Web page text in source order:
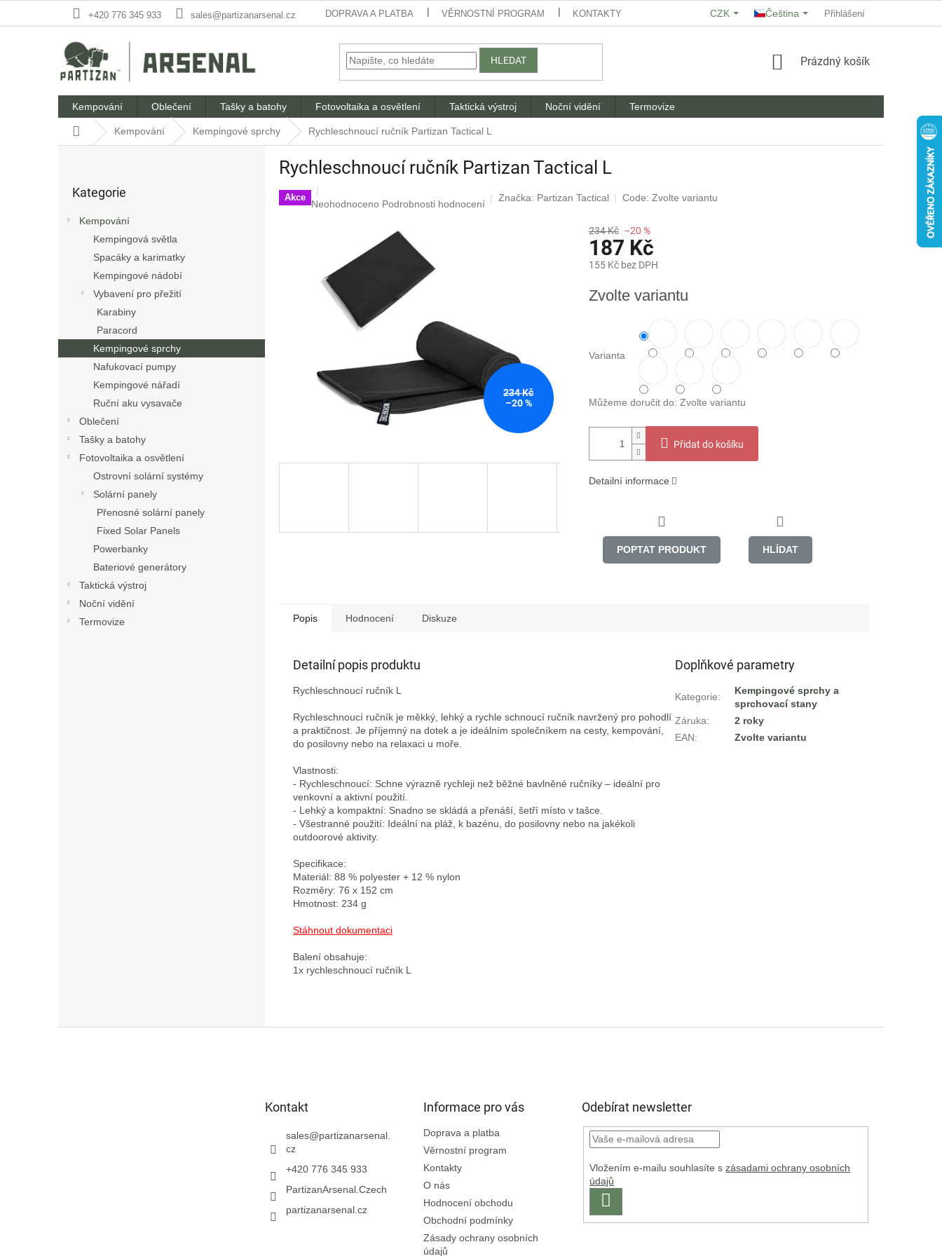
+420 776 345 933 sales@partizanarsenal.cz DOPRAVA A PLATBA VĚRNOSTNÍ PROGRAM KONTAKTY HODNOCENÍ OBCHODU OBCHODNÍ PODMÍNKY
CZK Čeština Přihlášení
HLEDAT
NÁKUPNÍ
Prázdný košík
Kempování Oblečení Tašky a batohy Fotovoltaika a osvětlení Taktická výstroj Noční vidění Termovize
Domů Kempování Kempingové sprchy Rychleschnoucí ručník Partizan Tactical L
e
l
kategorie
Kategorie
Kempování
Kempingová světla
Spacáky a karimatky
Kempingové nádobí
Vybavení pro přežití
Karabiny
Paracord
Kempingové sprchy
Nafukovací pumpy
Kempingové nářadí
Ruční aku vysavače
Oblečení
Tašky a batohy
Fotovoltaika a osvětlení
Ostrovní solární systémy
Solární panely
Přenosné solární panely
Fixed Solar Panels
Powerbanky
Bateriové generátory
Taktická výstroj
Noční vidění
Termovize
Rychleschnoucí ručník Partizan Tactical L
Akce
Průměrné
hvězdiček.
Neohodnoceno Podrobnosti hodnocení
Značka: Partizan Tactical Code: Zvolte variantu
234 Kč
–20 %
234 Kč –20 %
187 Kč
155 Kč bez DPH
cena:
Zvolte variantu
Varianta
Můžeme doručit do: Zvolte variantu
Přidat do košíku
Detailní informace
POPTAT PRODUKT HLÍDAT
Popis Hodnocení Diskuze
Detailní popis produktu
Rychleschnoucí ručník L
Rychleschnoucí ručník je měkký, lehký a rychle schnoucí ručník navržený pro pohodlí
a praktičnost. Je příjemný na dotek a je ideálním společníkem na cesty, kempování,
do posilovny nebo na relaxaci u moře.
Vlastnosti:
- Rychleschnoucí: Schne výrazně rychleji než běžné bavlněné ručníky – ideální pro
venkovní a aktivní použití.
- Lehký a kompaktní: Snadno se skládá a přenáší, šetří místo v tašce.
- Všestranné použití: Ideální na pláž, k bazénu, do posilovny nebo na jakékoli
outdoorové aktivity.
Specifikace:
Materiál: 88 % polyester + 12 % nylon
Rozměry: 76 x 152 cm
Hmotnost: 234 g
Stáhnout dokumentaci
Balení obsahuje:
Doplňkové parametry
Kategorie:
Kempingové sprchy a
sprchovací stany
Záruka:
2 roky
EAN: Zvolte variantu
Kontakt
sales@partizanarsenal.
cz
+420 776 345 933
PartizanArsenal.Czech
partizanarsenal.cz
Informace pro vás
Doprava a platba
Věrnostní program
Kontakty
O nás
Hodnocení obchodu
Obchodní podmínky
Zásady ochrany osobních
údajů
Odebírat newsletter
Vložením e-mailu souhlasíte szásadami ochrany osobních
údajů
SE